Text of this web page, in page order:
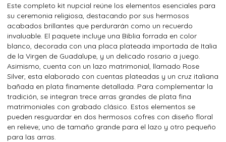
Este completo kit nupcial reúne los elementos esenciales para
su ceremonia religiosa, destacando por sus hermosos
acabados brillantes que perdurarán como un recuerdo
invaluable. El paquete incluye una Biblia forrada en color
blanco, decorada con una placa plateada importada de Italia
de la Virgen de Guadalupe, y un delicado rosario a juego.
Asimismo, cuenta con un lazo matrimonial, llamado Rose
Silver, esta elaborado con cuentas plateadas y un cruz italiana
bañada en plata finamente detallada. Para complementar la
tradición, se integran trece arras grandes de plata fina
matrimoniales con grabado clásico. Estos elementos se
pueden resguardar en dos hermosos cofres con diseño floral
en relieve; uno de tamaño grande para el lazo y otro pequeño
para las arras.